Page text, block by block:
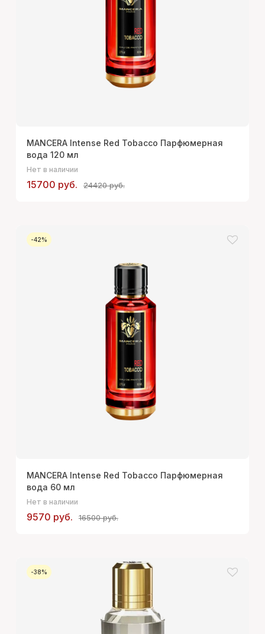
MANCERA Intense Red Tobacco Парфюмерная
вода 120 мл
Нет в наличии
15700 руб. 24420 руб.
-42%
MANCERA Intense Red Tobacco Парфюмерная
вода 60 мл
Нет в наличии
9570 руб. 16500 руб.
-38%